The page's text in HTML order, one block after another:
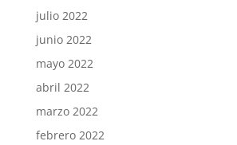
julio 2022
junio 2022
mayo 2022
abril 2022
marzo 2022
febrero 2022